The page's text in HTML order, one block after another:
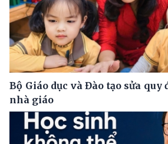
Bộ Giáo dục và Đào tạo sửa
nhà giáo